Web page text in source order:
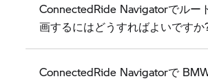
ConnectedRide Navigatorでルー
画するにはどうすればよいですか
ConnectedRide Navigatorで